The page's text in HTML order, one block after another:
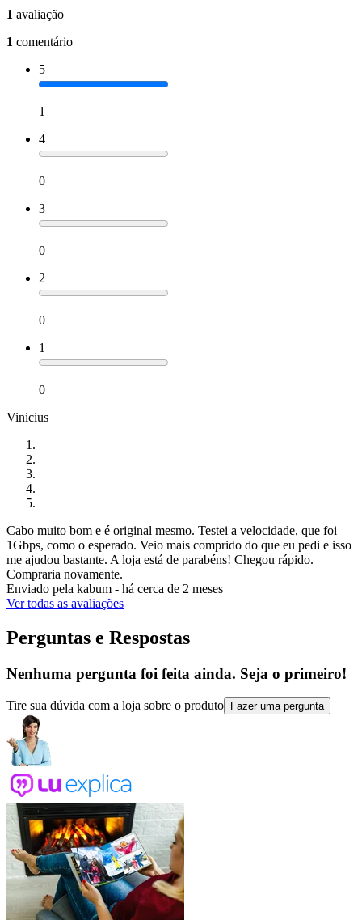
1 avaliação
1 comentário
5
1
4
0
3
0
2
0
1
0
Vinicius
Cabo muito bom e é original mesmo. Testei a velocidade, que foi
1Gbps, como o esperado. Veio mais comprido do que eu pedi e isso
me ajudou bastante. A loja está de parabéns! Chegou rápido.
Compraria novamente.
Enviado pela kabum - há cerca de 2 meses
Ver todas as avaliações
Perguntas e Respostas
Nenhuma pergunta foi feita ainda. Seja o primeiro!
Tire sua dúvida com a loja sobre o produto Fazer uma pergunta